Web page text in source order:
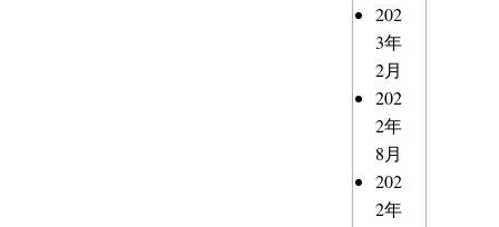
202
3年
2月
202
2年
8月
202
2年